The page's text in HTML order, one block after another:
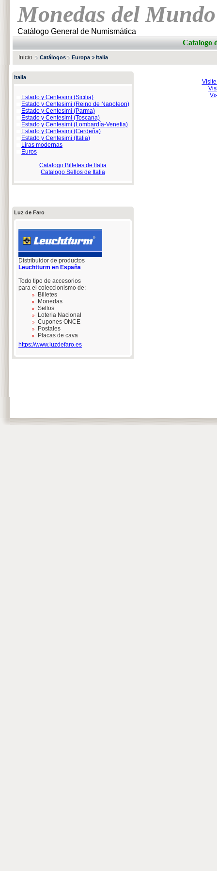
Monedas del Mundo
Catálogo General de Numismática
Catalogo
Inicio Catálogos Europa Italia
Italia
Estado y Centesimi (Sicilia)
Estado y Centesimi (Reino de Napoleon)
Estado y Centesimi (Parma)
Estado y Centesimi (Toscana)
Estado y Centesimi (Lombardía-Venetia)
Estado y Centesimi (Cerdeña)
Estado y Centesimi (Italia)
Liras modernas
Euros
Catalogo Billetes de Italia
Catalogo Sellos de Italia
Luz de Faro
Distribuidor de productos
Leuchtturm en España.
Todo tipo de accesorios
para el coleccionismo de:
Billetes
Monedas
Sellos
Loteria Nacional
Cupones ONCE
Postales
Placas de cava
https://www.luzdefaro.es